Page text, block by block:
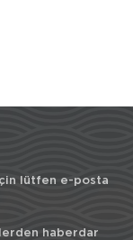
lütfen e-posta
haberdar